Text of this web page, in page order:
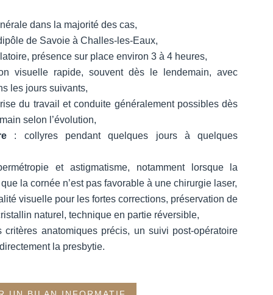
dans la majorité des cas,
de Savoie à Challes-les-Eaux,
présence sur place environ 3 à 4 heures,
visuelle rapide, souvent dès le lendemain, avec
les jours suivants,
du travail et conduite généralement possibles dès
selon l’évolution,
: collyres pendant quelques jours à quelques
et astigmatisme, notamment lorsque la
la cornée n’est pas favorable à une chirurgie laser,
visuelle pour les fortes corrections, préservation de
naturel, technique en partie réversible,
anatomiques précis, un suivi post-opératoire
la presbytie.